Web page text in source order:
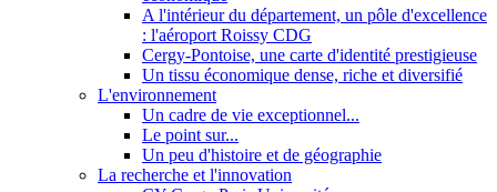
A l'intérieur du département, un pôle d'excellence
: l'aéroport Roissy CDG
Cergy-Pontoise, une carte d'identité prestigieuse
Un tissu économique dense, riche et diversifié
L'environnement
Un cadre de vie exceptionnel...
Le point sur...
Un peu d'histoire et de géographie
La recherche et l'innovation